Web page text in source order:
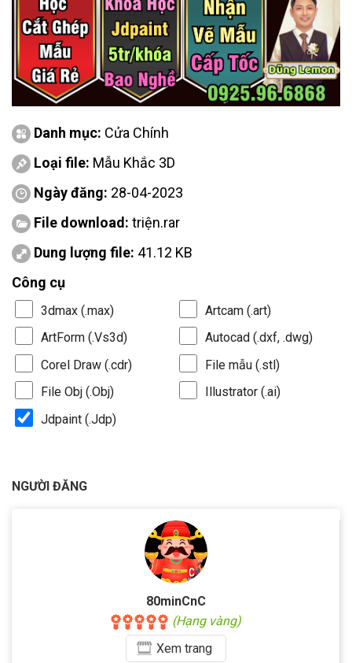
Danh mục: Cửa Chính
Loại file: Mẫu Khắc 3D
Ngày đăng: 28-04-2023
File download: triện.rar
Dung lượng file: 41.12 KB
Công cụ
3dmax (.max)
Artcam (.art)
ArtForm (.Vs3d)
Autocad (.dxf, .dwg)
Corel Draw (.cdr)
File mẫu (.stl)
File Obj (.Obj)
Illustrator (.ai)
Jdpaint (.Jdp)
NGƯỜI ĐĂNG
80minCnC
(Hạng vàng)
Xemtrang